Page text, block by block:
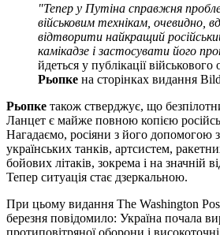
"Тепер у Путіна справжня
військовим технікам, очевидно,
відтворити найкращий
камікадзе і застосувати його
йдеться у публікації військового
Рьопке на сторінках видання
Рьопке також стверджує, що
Ланцет є майже повною копією
Нагадаємо, росіяни з його
українських танків, артсистем,
бойових літаків, зокрема і на значній
Тепер ситуація стає дзеркальною.
При цьому видання The Washington
березня повідомило: Україна почала
протиповітряної оборони і